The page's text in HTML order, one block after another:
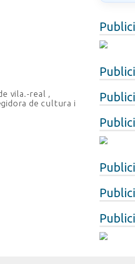
vila.-real ,
de cultura i